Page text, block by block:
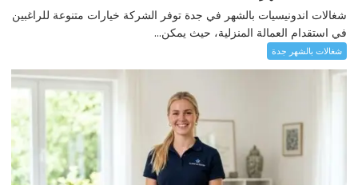
شغالات اندونيسيات بالشهر في جدة توفر الشركة خيارات متنوعة للراغبين
في استقدام العمالة المنزلية، حيث يمكن...
شغالات بالشهر جدة